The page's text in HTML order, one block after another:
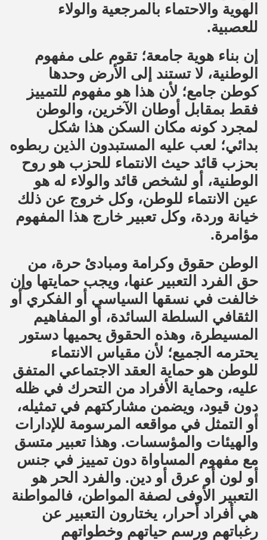
الهوية والاحتماء بالمرجعية والولاء
للعصبية.
إن بناء هوية جامعة؛ تقوم على مفهوم
الوطنية، لا تستند إلى الأرض وحدها
كوطن جامع؛ لأن هذا هو مفهوم للتمييز
فقط بمقابل أوطان الآخرين، والوطن
لمجرد كونه مكان السكن هذا شكل
بدائي؛ لعب عليه المستبدون الذين ربطوه
بحزب قائد حيث الانتماء للحزب هو روح
الوطنية، أو لشخص قائد والولاء له هو
عين الانتماء للوطن، وكل خروج عن ذلك
خيانة وردة، وكل تعبير خارج هذا المفهوم
مؤامرة.
الوطن حقوق وكرامة ومبادئ حرة، من
حق الفرد التعبير عنها، ويجب حمايتها وإن
خالفت في نسقها السياسي أو الفكري أو
الثقافي السلطة السائدة، أو المفاهيم
المسيطرة، وهذه الحقوق يحميها دستور
يحترمه الجميع؛ لأن مقياس الانتماء
للوطن هو حماية العقد الاجتماعي المتفق
عليه، وحماية الأفراد من التحرك في ظله
دون قيود، ويضمن مشاركتهم في تمثيله،
أو التمثل في مواقعه المرسومة للإدارات
والهيئات والمؤسسات. وهذا تعبير متسق
مع مفهوم المساواة دون تمييز في جنس
أو لون أو عرق أو دين. والفرد الحر هو
التعبير الأوفى لصفة المواطن، فالمواطنة
هي أفراد أحرار، يختارون التعبير عن
رغباتهم ورسم حياتهم وخطواتهم